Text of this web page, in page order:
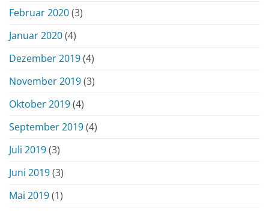
Februar 2020(3)
Januar 2020(4)
Dezember 2019(4)
November 2019(3)
Oktober 2019(4)
September 2019(4)
Juli 2019(3)
Juni 2019(3)
Mai 2019(1)